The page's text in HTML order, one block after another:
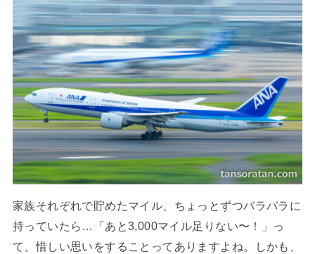
家族それぞれで貯めたマイル、ちょっとずつバラバラに
持っていたら…「あと3,000マイル足りない〜！」っ
て、惜しい思いをすることってありますよね。しかも、